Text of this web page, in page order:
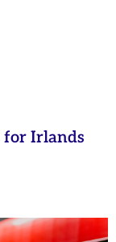
for Irlands